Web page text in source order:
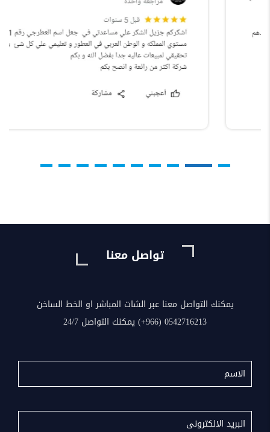
تواصل معنا
يمكنك التواصل معنا عبر الشات المباشر او الخط الساخن
0542716213 (966+) يمكنك التواصل 24/7